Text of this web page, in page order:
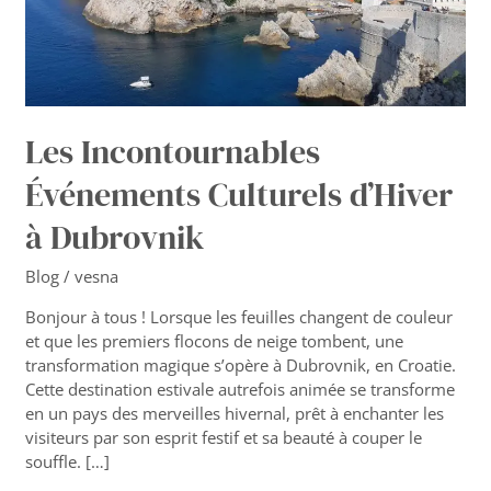
Les Incontournables
Événements Culturels d’Hiver
à Dubrovnik
Blog /vesna
Bonjour à tous ! Lorsque les feuilles changent de couleur
et que les premiers flocons de neige tombent, une
transformation magique s’opère à Dubrovnik, en Croatie.
Cette destination estivale autrefois animée se transforme
en un pays des merveilles hivernal, prêt à enchanter les
visiteurs par son esprit festif et sa beauté à couper le
souffle. […]
Dubrovnik